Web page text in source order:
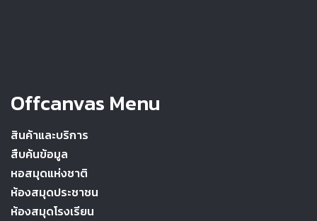
Offcanvas Menu
สินค้าและบริการ
สืบค้นข้อมูล
หอสมุดแห่งชาติ
ห้องสมุดประชาชน
ห้องสมุดโรงเรียน